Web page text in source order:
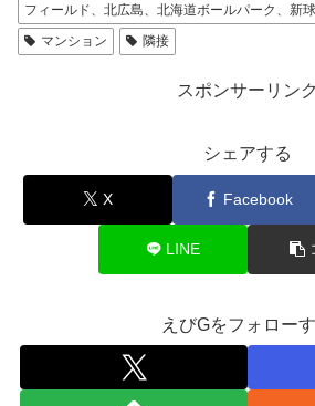
フィールド、北広島、北海道ボールパーク、新
マンション
隣接
スポンサーリンク
シェアする
X Facebook
LINE
えびGをフォロー